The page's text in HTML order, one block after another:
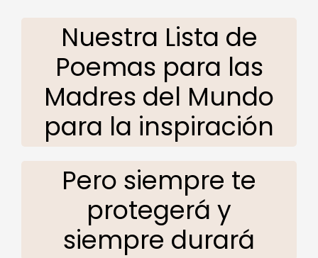
Nuestra Lista de
Poemas para las
Madres del Mundo
para la inspiración
Pero siempre te
protegerá y
siempre durará